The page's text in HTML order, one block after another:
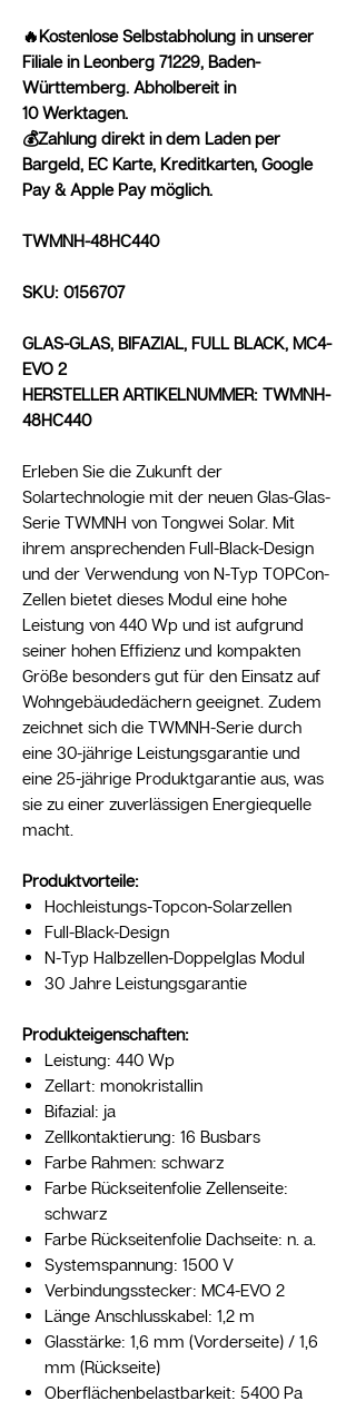
🔥Kostenlose Selbstabholung in unserer
Filiale in Leonberg 71229, Baden-
Württemberg. Abholbereit in
10 Werktagen.
💰Zahlung direkt in dem Laden per
Bargeld, EC Karte, Kreditkarten, Google
Pay & Apple Pay möglich.
TWMNH-48HC440
SKU: 0156707
GLAS-GLAS, BIFAZIAL, FULL BLACK, MC4-
EVO 2
HERSTELLER ARTIKELNUMMER: TWMNH-
48HC440
Erleben Sie die Zukunft der
Solartechnologie mit der neuen Glas-Glas-
Serie TWMNH von Tongwei Solar. Mit
ihrem ansprechenden Full-Black-Design
und der Verwendung von N-Typ TOPCon-
Zellen bietet dieses Modul eine hohe
Leistung von 440 Wp und ist aufgrund
seiner hohen Effizienz und kompakten
Größe besonders gut für den Einsatz auf
Wohngebäudedächern geeignet. Zudem
zeichnet sich die TWMNH-Serie durch
eine 30-jährige Leistungsgarantie und
eine 25-jährige Produktgarantie aus, was
sie zu einer zuverlässigen Energiequelle
macht.
Produktvorteile:
Hochleistungs-Topcon-Solarzellen
Full-Black-Design
N-Typ Halbzellen-Doppelglas Modul
30 Jahre Leistungsgarantie
Produkteigenschaften:
Leistung: 440 Wp
Zellart: monokristallin
Bifazial: ja
Zellkontaktierung: 16 Busbars
Farbe Rahmen: schwarz
Farbe Rückseitenfolie Zellenseite:
schwarz
Farbe Rückseitenfolie Dachseite: n. a.
Systemspannung: 1500 V
Verbindungsstecker: MC4-EVO 2
Länge Anschlusskabel: 1,2 m
Glasstärke: 1,6 mm (Vorderseite) / 1,6
mm (Rückseite)
Oberflächenbelastbarkeit: 5400 Pa